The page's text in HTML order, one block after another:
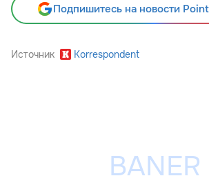
Подпишитесь на новости
Источник Korrespondent